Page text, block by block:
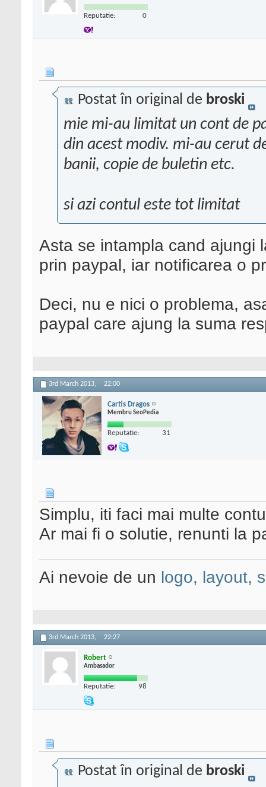
Reputatie: 0
Postat în original de broski
mie mi-au limitat un cont de
din acest modiv. mi-au cerut
banii, copie de buletin etc.
si azi contul este tot limitat
Asta se intampla cand ajungi
prin paypal, iar notificarea o
Deci, nu e nici o problema,
paypal care ajung la suma
3rd March 2013, 22:00
Cartis Dragos
Membru SeoPedia
Reputatie: 31
Simplu, iti faci mai multe
Ar mai fi o solutie, renunti la
Ai nevoie de un logo, layout,
3rd March 2013, 22:27
Robert
Ambasador
Reputatie: 98
Postat în original de broski